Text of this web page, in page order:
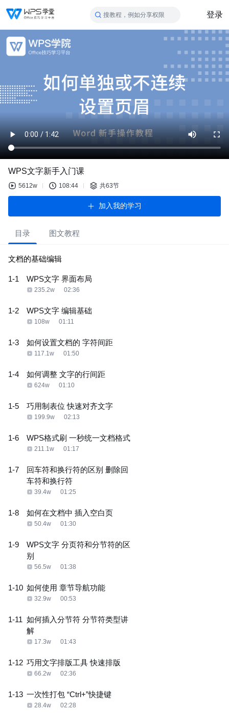
搜教程，例如分享权限 登录
WPS文字新手入门课
5612w 108:44 共63节
加入我的学习
目录 图文教程
文档的基础编辑
1-1 WPS文字 界面布局
235.2w 02:36
1-2 WPS文字 编辑基础
108w 01:11
1-3 如何设置文档的 字符间距
117.1w 01:50
1-4 如何调整 文字的行间距
624w 01:10
1-5 巧用制表位 快速对齐文字
199.9w 02:13
1-6 WPS格式刷 一秒统一文档格式
211.1w 01:17
1-7
回车符和换行符的区别 删除回
车符和换行符
39.4w 01:25
1-8 如何在文档中 插入空白页
50.4w 01:30
1-9
WPS文字 分页符和分节符的区
别
56.5w 01:38
1-10 如何使用 章节导航功能
32.9w 00:53
1-11 如何插入分节符 分节符类型讲
解
17.3w 01:43
1-12 巧用文字排版工具 快速排版
66.2w 02:36
1-13 一次性打包 “Ctrl+”快捷键
28.4w 02:28